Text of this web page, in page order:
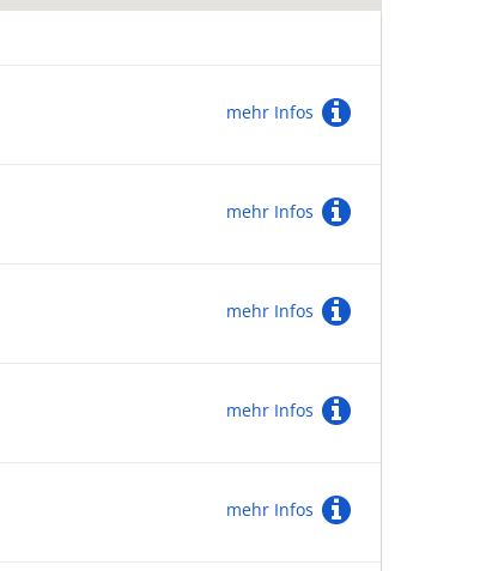
mehr Infos
mehr Infos
mehr Infos
mehr Infos
mehr Infos